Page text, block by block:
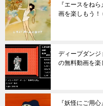
『エースをね
画を楽しもう！
ディープダンジ
の無料動画を楽
『妖怪にご用